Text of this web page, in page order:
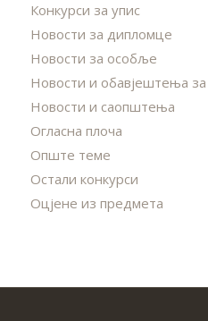
Конкурси за упис
Новости за дипломце
Новости за особље
Новости и обавјештења
Новости и саопштења
Огласна плоча
Опште теме
Остали конкурси
Оцјене из предмета